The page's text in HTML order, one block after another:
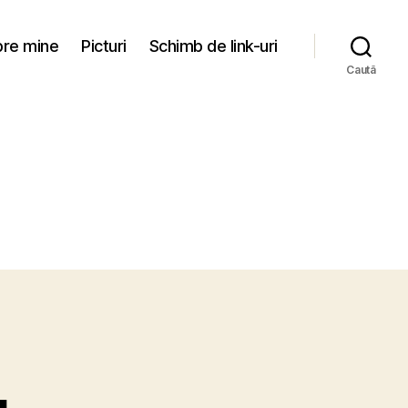
mine Picturi Schimb de link-uri
Caută